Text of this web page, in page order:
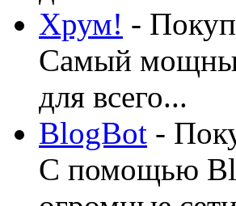
Хрум! -
Самый
для всего...
BlogBot -
С помощью